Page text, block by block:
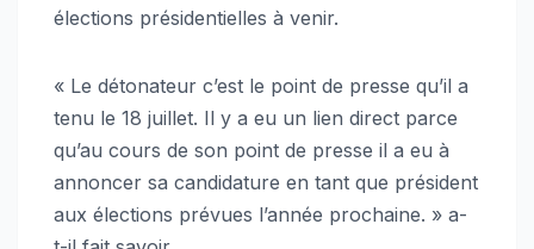
élections présidentielles à venir.
« Le détonateur c’est le point de presse qu’il a
tenu le 18 juillet. Il y a eu un lien direct parce
qu’au cours de son point de presse il a eu à
annoncer sa candidature en tant que président
aux élections prévues l’année prochaine. » a-